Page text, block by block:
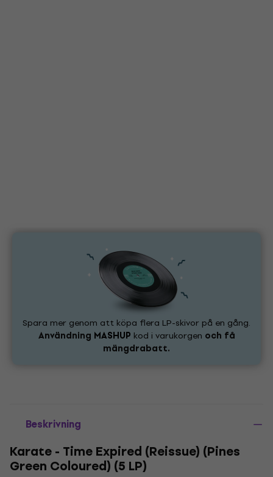
Spara mer genom att köpa flera LP-skivor på en gång.
Användning MASHUP kod i varukorgen och få
mängdrabatt.
Beskrivning
Karate - Time Expired (Reissue) (Pines
Green Coloured) (5 LP)